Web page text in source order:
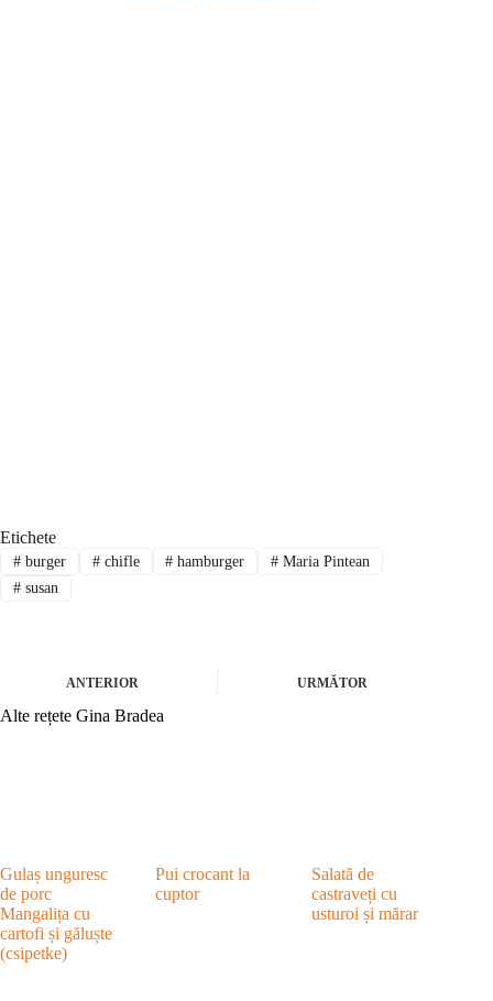
Etichete
#burger #chifle # hamburger # Maria Pintean
#susan
ANTERIOR URMĂTOR
Alte rețete Gina Bradea
Gulaș unguresc
de porc
Mangalița cu
cartofi și găluște
(csipetke)
Pui crocant la
cuptor
Salată de
castraveți cu
usturoi și mărar